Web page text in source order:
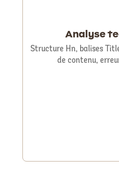
Analyse
Structure Hn, balises
de contenu,